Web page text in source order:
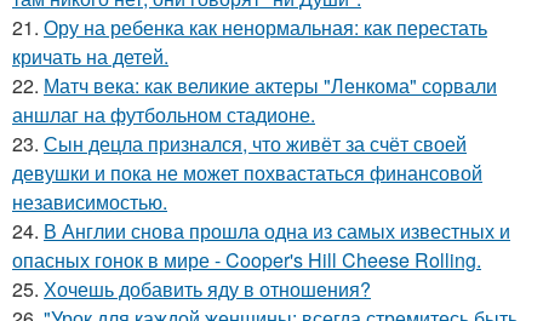
21. Ору на ребенка как ненормальная: как перестать
кричать на детей.
22. Матч века: как великие актеры "Ленкома" сорвали
аншлаг на футбольном стадионе.
23. Сын децла признался, что живёт за счёт своей
девушки и пока не может похвастаться финансовой
независимостью.
24. В Англии снова прошла одна из самых известных и
опасных гонок в мире - Cooper's Hill Cheese Rolling.
25. Хочешь добавить яду в отношения?